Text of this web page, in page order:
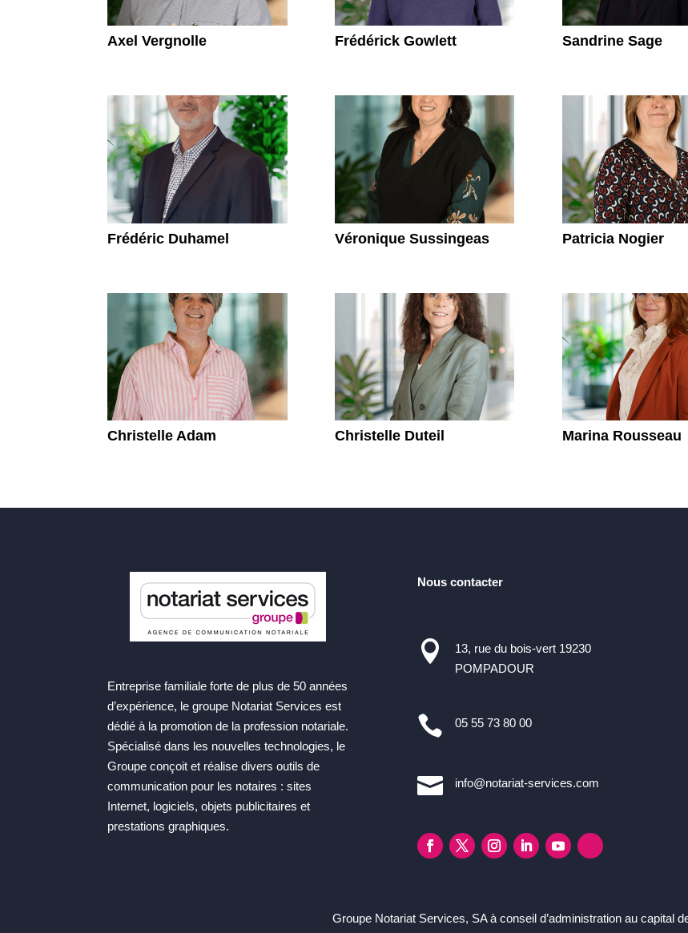
Axel Vergnolle Frédérick Gowlett Sandrine Sage
Frédéric Duhamel Véronique Sussingeas Patricia Nogier
Christelle Adam Christelle Duteil Marina Rousseau
Entreprise familiale forte de plus de 50 années
d’expérience, le groupe Notariat Services est
dédié à la promotion de la profession notariale.
Spécialisé dans les nouvelles technologies, le
Groupe conçoit et réalise divers outils de
communication pour les notaires : sites
Internet, logiciels, objets publicitaires et
prestations graphiques.
Nous contacter

13, rue du bois-vert 19230
POMPADOUR
 05 55 73 80 00
 info@notariat-services.com
Groupe Notariat Services, SA à conseil d’administration au capital